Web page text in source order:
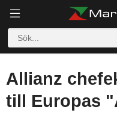
Allianz
till Europas